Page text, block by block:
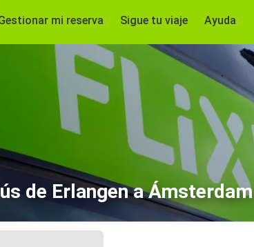
mi reserva Sigue tu viaje Ayuda
de Erlangen a Ámsterdam